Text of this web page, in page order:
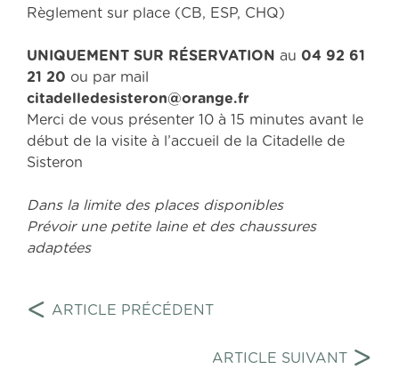
Règlement sur place (CB, ESP, CHQ)
UNIQUEMENT SUR RÉSERVATION au 04 92 61
21 20 ou par mail
citadelledesisteron@orange.fr
Merci de vous présenter 10 à 15 minutes avant le
début de la visite à l’accueil de la Citadelle de
Sisteron
Dans la limite des places disponibles
Prévoir une petite laine et des chaussures
adaptées
< ARTICLE PRÉCÉDENT
ARTICLE SUIVANT >